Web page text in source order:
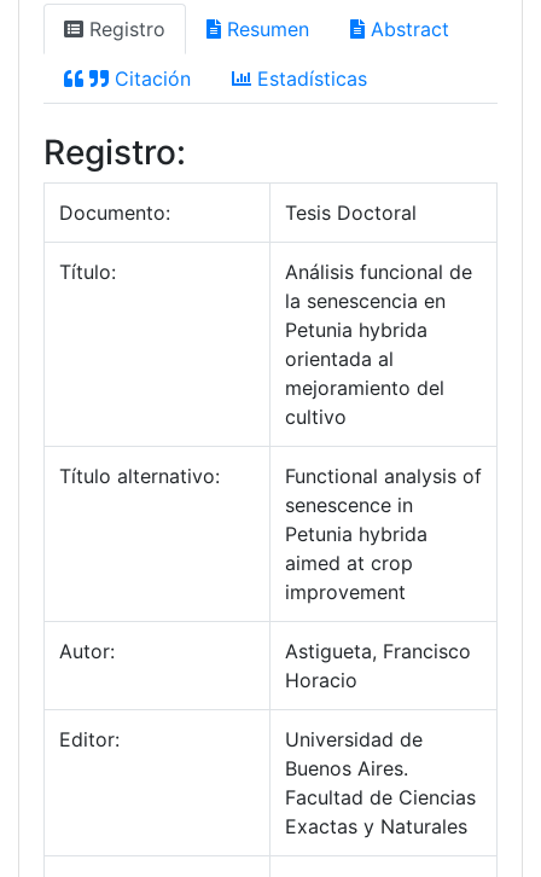
Registro Resumen Abstract
Citación Estadísticas
Registro:
Documento: Tesis Doctoral
Título:
Análisis funcional de
la senescencia en
Petunia hybrida
orientada al
mejoramiento del
cultivo
Título alternativo:
Functional analysis of
senescence in
Petunia hybrida
aimed at crop
improvement
Autor:
Astigueta, Francisco
Horacio
Editor:
Universidad de
Buenos Aires.
Facultad de Ciencias
Exactas y Naturales